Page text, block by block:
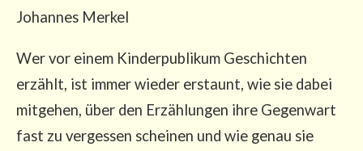
Johan­nes Merkel
Wer vor einem Kin­der­pu­bli­kum Geschich­ten
erzählt, ist immer wie­der erstaunt, wie sie dabei
mit­ge­hen, über den Erzäh­lun­gen ihre Gegen­wart
fast zu ver­ges­sen schei­nen und wie genau sie